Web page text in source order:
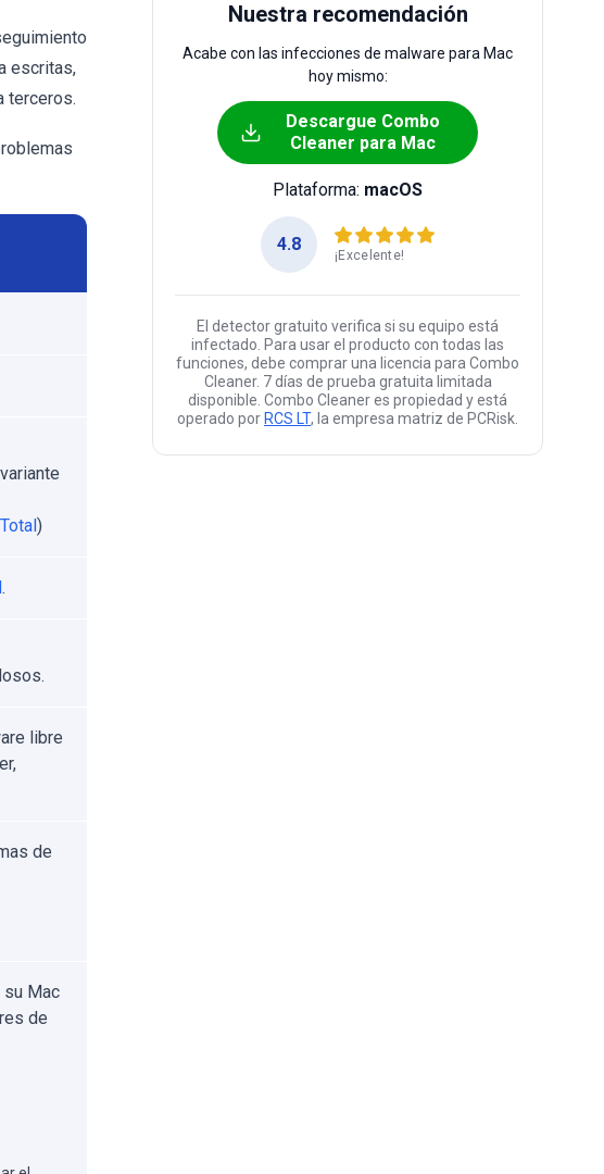
escritas,
terceros.
)
.
libre
de
Mac
de
Nuestra recomendación
Acabe con las infecciones de malware para Mac
hoy mismo:
Descargue Combo
Cleaner para Mac
Plataforma: macOS
4.8
¡Excelente!
El detector gratuito verifica si su equipo está
infectado. Para usar el producto con todas las
funciones, debe comprar una licencia para Combo
Cleaner. 7 días de prueba gratuita limitada
disponible. Combo Cleaner es propiedad y está
operado por RCS LT, la empresa matriz de PCRisk.